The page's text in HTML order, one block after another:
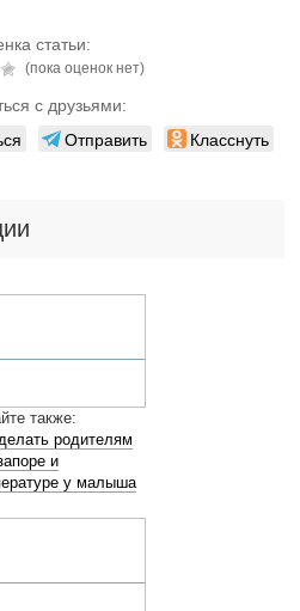
статьи:
(пока оценок нет)
с друзьями:
Отправить Класснуть
также:
родителям
и
у малыша